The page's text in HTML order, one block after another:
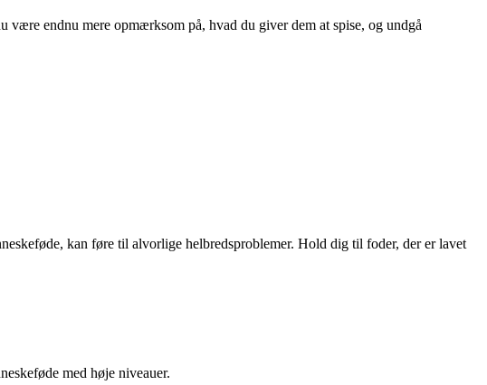
endnu mere opmærksom på, hvad du giver dem at spise, og undgå
kan føre til alvorlige helbredsproblemer. Hold dig til foder, der er lavet
med høje niveauer.